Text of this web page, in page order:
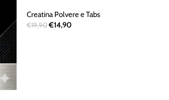
Creatina Polvere e Tabs
€19,90€14,90